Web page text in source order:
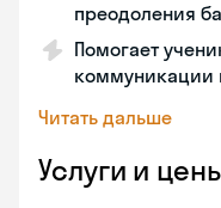
преодоления
Помогает
коммуникации
Читать дальше
Услуги и